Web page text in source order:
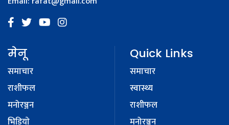
मेनू
समाचार
राशीफल
मनोरञ्जन
भिडियाे
Quick Links
समाचार
स्वास्थ्य
राशीफल
मनोरञ्जन